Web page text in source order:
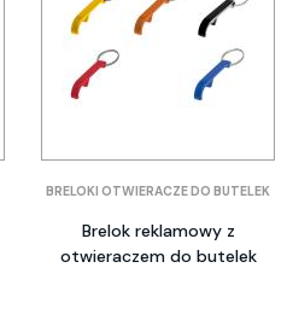
BRELOKI OTWIERACZE DO BUTELEK
Brelok reklamowy z
otwieraczem do butelek